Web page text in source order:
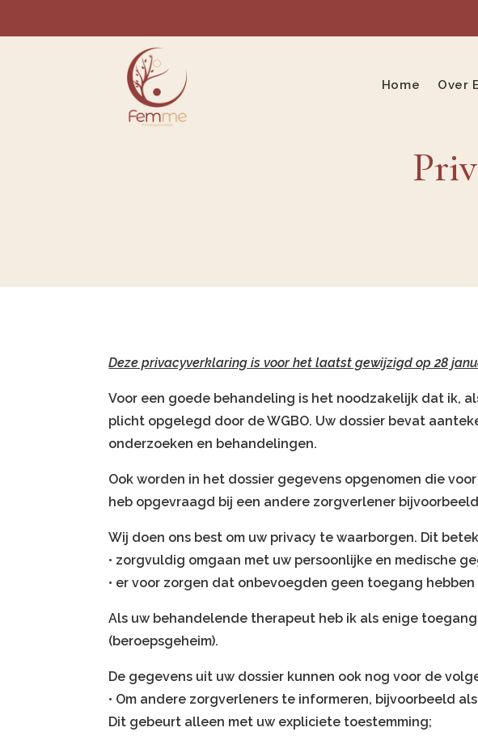
Home Over
Deze privacyverklaring is voor het laatst gewijzigd op 28
Voor een goede behandeling is het noodzakelijk dat ik,
plicht opgelegd door de WGBO. Uw dossier bevat
onderzoeken en behandelingen.
Ook worden in het dossier gegevens opgenomen die
heb opgevraagd bij een andere zorgverlener
Wij doen ons best om uw privacy te waarborgen. Dit
• zorgvuldig omgaan met uw persoonlijke en medische
• er voor zorgen dat onbevoegden geen toegang
Als uw behandelende therapeut heb ik als enige
(beroepsgeheim).
De gegevens uit uw dossier kunnen ook nog voor de
• Om andere zorgverleners te informeren, bijvoorbeeld
Dit gebeurt alleen met uw expliciete toestemming;